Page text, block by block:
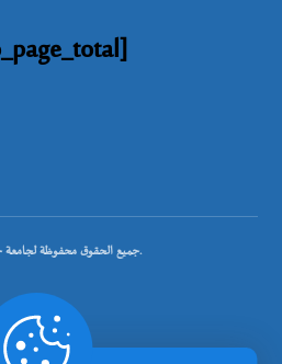
© جميع الحقوق محفوظة لجامعة خنشلة 2026.
.